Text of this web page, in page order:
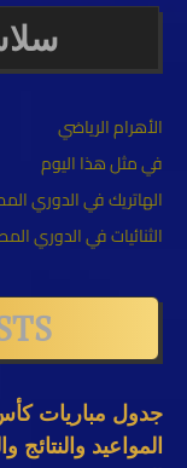
الأهرام الرياضي
في مثل هذا اليوم
الهاتريك في الدوري
الثنائيات في الدوري
المواعيد والنتائج